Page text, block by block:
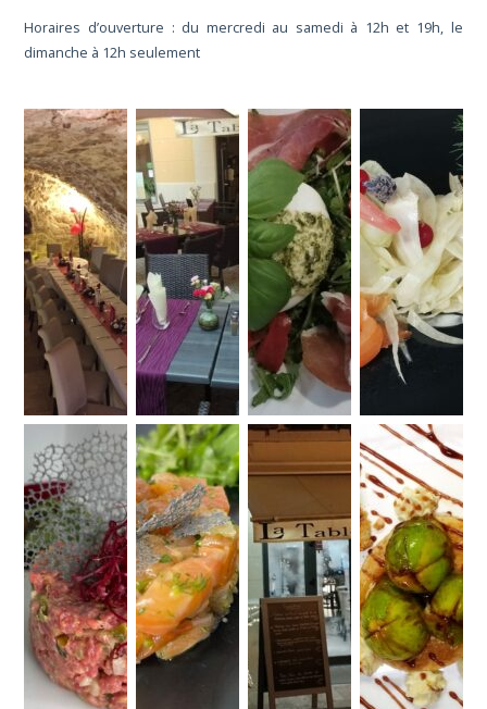
Horaires d’ouverture : du mercredi au samedi à 12h et 19h, le
dimanche à 12h seulement